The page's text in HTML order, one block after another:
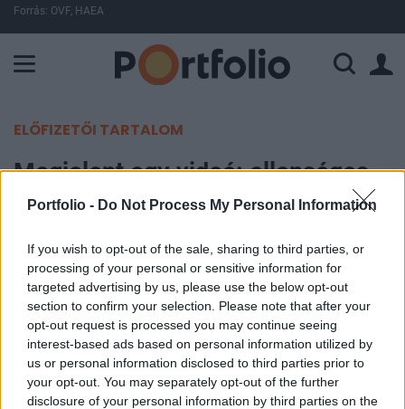
Portfolio - Do Not Process My Personal Information
If you wish to opt-out of the sale, sharing to third parties, or
processing of your personal or sensitive information for
targeted advertising by us, please use the below opt-out
section to confirm your selection. Please note that after your
opt-out request is processed you may continue seeing
interest-based ads based on personal information utilized by
us or personal information disclosed to third parties prior to
your opt-out. You may separately opt-out of the further
disclosure of your personal information by third parties on the
Forrás: OVF, HAEA
ELŐFIZETŐI TARTALOM
Megjelent egy videó: ellenséges
támadásra készül Románia,
szerephez jutottak
Portfolio
2023. március 31. 09:32
A román légi, tengeri és szárazföldi erők egy
március 20-án kezdődött, és nagyjából két hétig